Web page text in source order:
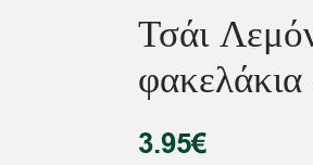
Τσάι
φακελάκια
3.95€